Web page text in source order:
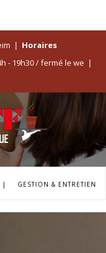
| Horaires
- 19h30 / fermé le we |
| GESTION & ENTRETIEN